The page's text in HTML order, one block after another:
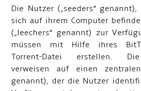
Die Nutzer („seeders“
sich auf ihrem Computer
(„leechers“ genannt) zur
müssen mit Hilfe ihres
Torrent-Datei erstellen. Die
verweisen auf einen
genannt), der die Nutzer